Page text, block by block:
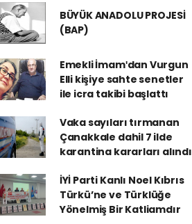
BÜYÜK ANADOLU PROJESİ
(BAP)
Emekli İmamʹdan Vurgun
Elli kişiye sahte senetler
ile icra takibi başlattı
Vaka sayıları tırmanan
Çanakkale dahil 7 ilde
karantina kararları alındı
İYİ Parti Kanlı Noel Kıbrıs
Türkü’ne ve Türklüğe
Yönelmiş Bir Katliamdır